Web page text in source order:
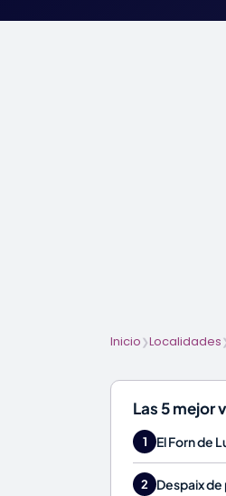
Inicio❯Localidades
Las 5 mejor
1 El Forn de
2 Despaix de